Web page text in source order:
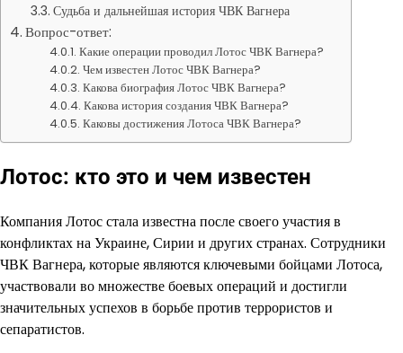
Судьба и дальнейшая история ЧВК Вагнера
Вопрос-ответ:
Какие операции проводил Лотос ЧВК Вагнера?
Чем известен Лотос ЧВК Вагнера?
Какова биография Лотос ЧВК Вагнера?
Какова история создания ЧВК Вагнера?
Каковы достижения Лотоса ЧВК Вагнера?
Лотос: кто это и чем известен
Компания Лотос стала известна после своего участия в
конфликтах на Украине, Сирии и других странах. Сотрудники
ЧВК Вагнера, которые являются ключевыми бойцами Лотоса,
участвовали во множестве боевых операций и достигли
значительных успехов в борьбе против террористов и
сепаратистов.